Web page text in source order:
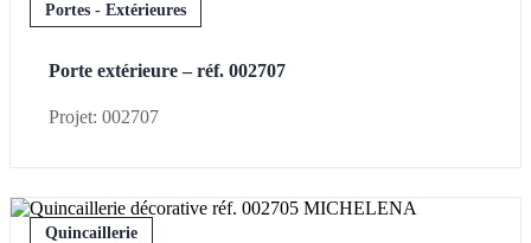
Portes - Extérieures
Porte extérieure – réf. 002707
Projet: 002707
Quincaillerie